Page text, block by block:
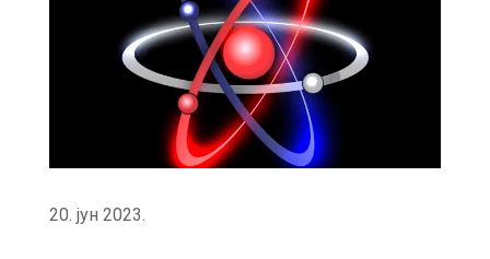
20. јун 2023.